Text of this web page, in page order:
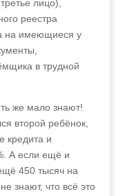
лицо),
реестра
на имеющиеся у
в трудной
же мало знают!
второй ребёнок,
кредита и
А если ещё и
450 тысяч на
знают, что всё это